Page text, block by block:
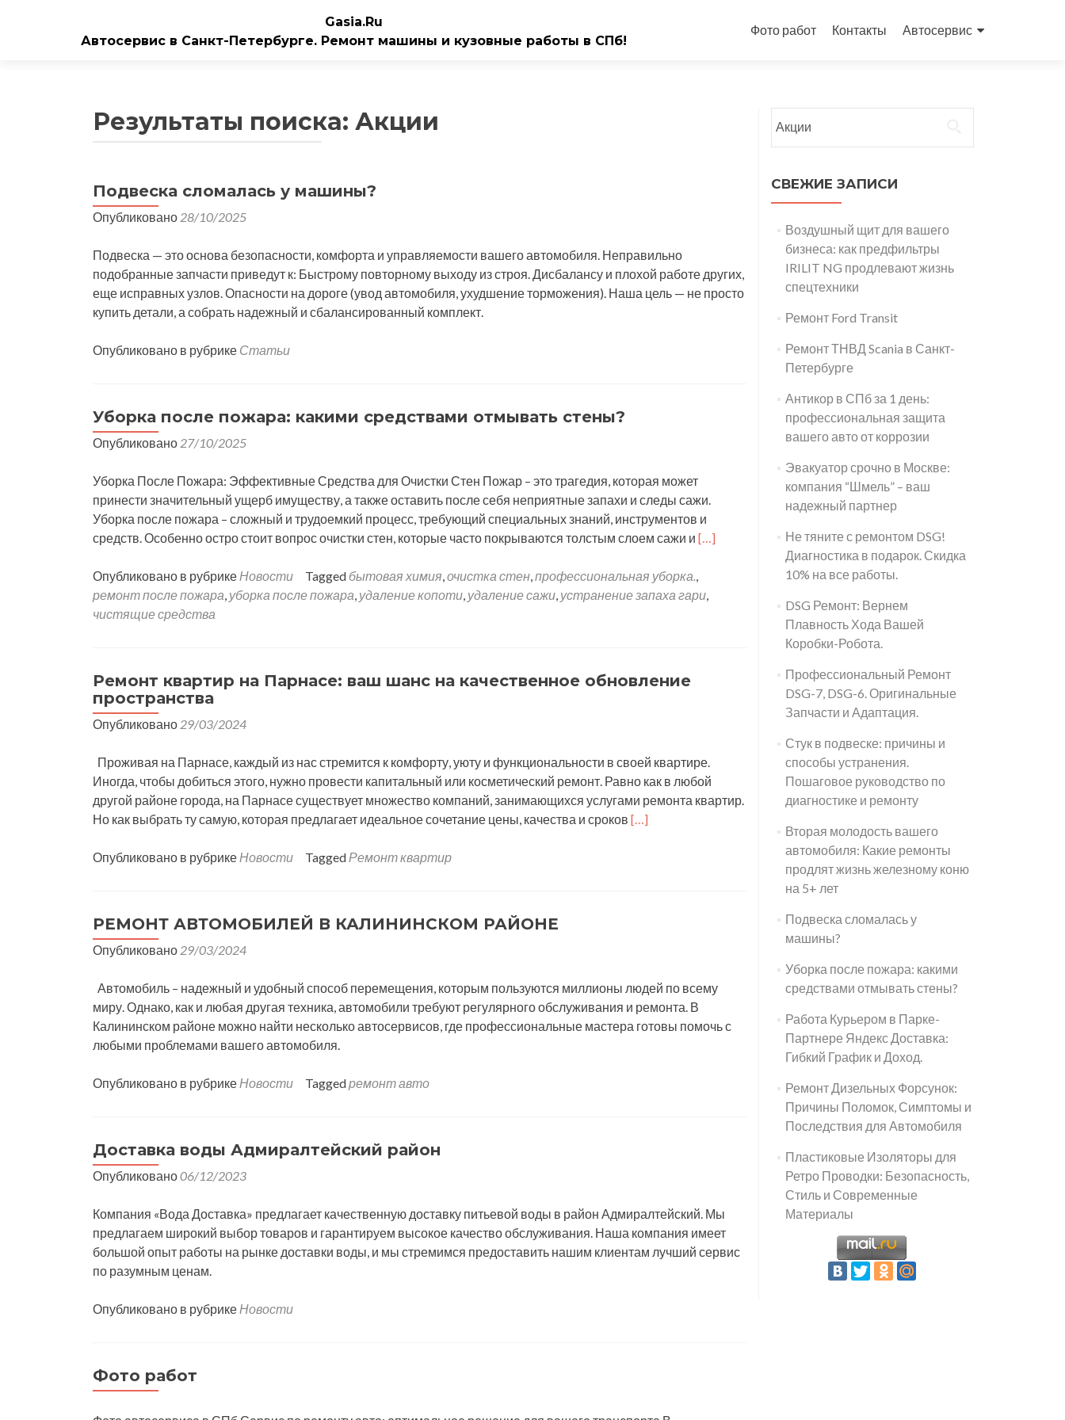
Gasia.Ru
Автосервис в Санкт-Петербурге. Ремонт машины и кузовные работы в СПб!
к
Фото работ Контакты Автосервис
Результаты поиска: Акции
Подвеска сломалась у машины?
Опубликовано 28/10/2025
Подвеска — это основа безопасности, комфорта и управляемости вашего автомобиля. Неправильно
подобранные запчасти приведут к: Быстрому повторному выходу из строя. Дисбалансу и плохой работе других,
еще исправных узлов. Опасности на дороге (увод автомобиля, ухудшение торможения). Наша цель — не просто
купить детали, а собрать надежный и сбалансированный комплект.
Опубликовано в рубрике Статьи
Уборка после пожара: какими средствами отмывать стены?
Опубликовано 27/10/2025
Уборка После Пожара: Эффективные Средства для Очистки Стен Пожар – это трагедия, которая может
принести значительный ущерб имуществу, а также оставить после себя неприятные запахи и следы сажи.
Уборка после пожара – сложный и трудоемкий процесс, требующий специальных знаний, инструментов и
средств. Особенно остро стоит вопрос очистки стен, которые часто покрываются толстым слоем сажи и Читать
после
[…]
Опубликовано в рубрикеНовости Tagged бытовая химия,очистка стен,профессиональная уборка.,
ремонт после пожара, уборка после пожара, удаление копоти, удаление сажи, устранение запаха гари,
чистящие средства
Ремонт квартир на Парнасе: ваш шанс на качественное обновление
пространства
Опубликовано 29/03/2024
Проживая на Парнасе, каждый из нас стремится к комфорту, уюту и функциональности в своей квартире.
Иногда, чтобы добиться этого, нужно провести капитальный или косметический ремонт. Равно как в любой
другой районе города, на Парнасе существует множество компаний, занимающихся услугами ремонта квартир.
Но как выбрать ту самую, которая предлагает идеальное сочетание цены, качества и сроков Читать
качественное
обновление
пространства
[…]
Опубликовано в рубрикеНовости TaggedРемонт квартир
РЕМОНТ АВТОМОБИЛЕЙ В КАЛИНИНСКОМ РАЙОНЕ
Опубликовано 29/03/2024
Автомобиль – надежный и удобный способ перемещения, которым пользуются миллионы людей по всему
миру. Однако, как и любая другая техника, автомобили требуют регулярного обслуживания и ремонта. В
Калининском районе можно найти несколько автосервисов, где профессиональные мастера готовы помочь с
любыми проблемами вашего автомобиля.
Опубликовано в рубрикеНовости Taggedремонт авто
Доставка воды Адмиралтейский район
Опубликовано06/12/2023
Компания «Вода Доставка» предлагает качественную доставку питьевой воды в район Адмиралтейский. Мы
предлагаем широкий выбор товаров и гарантируем высокое качество обслуживания. Наша компания имеет
большой опыт работы на рынке доставки воды, и мы стремимся предоставить нашим клиентам лучший сервис
по разумным ценам.
Опубликовано в рубрикеНовости
Фото работ
Навигация
по
записям
СВЕЖИЕ ЗАПИСИ
Воздушный щит для вашего
бизнеса: как предфильтры
IRILIT NG продлевают жизнь
спецтехники
Ремонт Ford Transit
Ремонт ТНВД Scania в Санкт-
Петербурге
Антикор в СПб за 1 день:
профессиональная защита
вашего авто от коррозии
Эвакуатор срочно в Москве:
компания “Шмель” – ваш
надежный партнер
Не тяните с ремонтом DSG!
Диагностика в подарок. Скидка
10% на все работы.
DSG Ремонт: Вернем
Плавность Хода Вашей
Коробки-Робота.
Профессиональный Ремонт
DSG-7, DSG-6. Оригинальные
Запчасти и Адаптация.
Стук в подвеске: причины и
способы устранения.
Пошаговое руководство по
диагностике и ремонту
Вторая молодость вашего
автомобиля: Какие ремонты
продлят жизнь железному коню
на 5+ лет
Подвеска сломалась у
машины?
Уборка после пожара: какими
средствами отмывать стены?
Работа Курьером в Парке-
Партнере Яндекс Доставка:
Гибкий График и Доход.
Ремонт Дизельных Форсунок:
Причины Поломок, Симптомы и
Последствия для Автомобиля
Пластиковые Изоляторы для
Ретро Проводки: Безопасность,
Стиль и Современные
Материалы